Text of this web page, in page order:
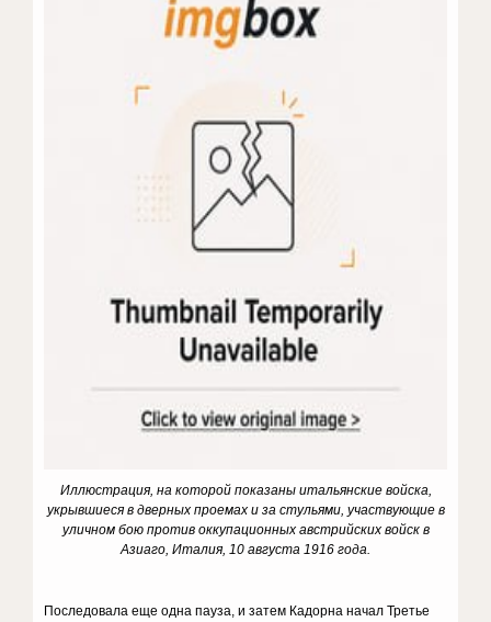
Иллюстрация, на которой показаны итальянские войска,
укрывшиеся в дверных проемах и за стульями, участвующие в
уличном бою против оккупационных австрийских войск в
Азиаго, Италия, 10 августа 1916 года.
Последовала еще одна пауза, и затем Кадорна начал Третье